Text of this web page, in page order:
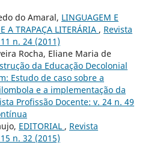
do Amaral, LINGUAGEM E
A TRAPAÇA LITERÁRIA , Revista
n. 24 (2011)
Rocha, Eliane Maria de
da Educação Decolonial
Estudo de caso sobre a
e a implementação da
Profissão Docente: v. 24 n. 49
EDITORIAL , Revista
n. 32 (2015)